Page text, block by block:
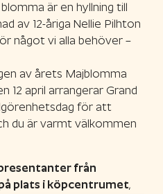
är en hyllning till
av 12-åriga Nellie Pilhton
något vi alla behöver –
av årets Majblomma
12 april arrangerar Grand
för att
du är varmt välkommen
från
plats i köpcentrumet,